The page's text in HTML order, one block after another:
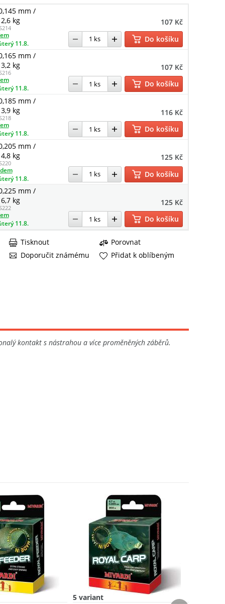
mm /
kg
107 Kč
11.8.
Do košíku
mm /
kg
107 Kč
11.8.
Do košíku
mm /
kg
116 Kč
11.8.
Do košíku
mm /
kg
125 Kč
11.8.
Do košíku
mm /
kg
125 Kč
11.8. Do košíku
Porovnat
Doporučit známému
Tisknout
Přidat k oblíbeným
kontakt s nástrahou a více proměněných záběrů.
5 variant